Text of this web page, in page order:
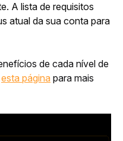
A lista de requisitos
atual da sua conta para
de cada nível de
esta página para mais